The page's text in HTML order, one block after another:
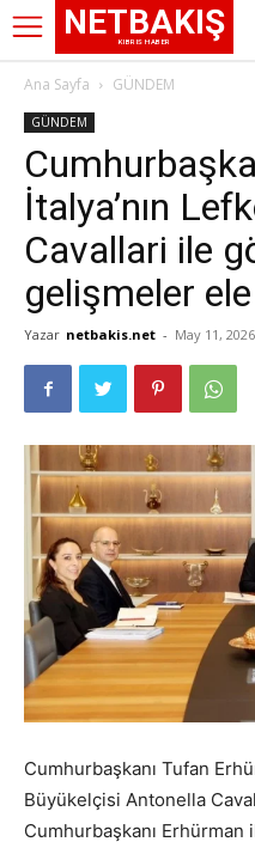
NETBAKIŞ
KIBRIS HABER
Ana Sayfa GÜNDEM
GÜNDEM
İtalya’nın
Cavallari ile
gelişmeler ele
Yazar netbakis.net - May 11, 2026
Cumhurbaşkanı Tufan
Büyükelçisi Antonella
Cumhurbaşkanı